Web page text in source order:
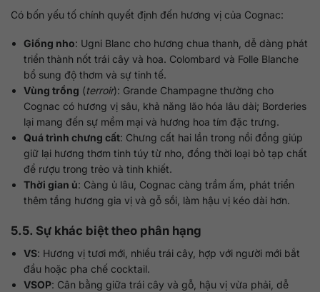
Có bốn yếu tố chính quyết định đến hương vị của Cognac:
Giống nho: Ugni Blanc cho hương chua thanh, dễ dàng phát
triển thành nốt trái cây và hoa. Colombard và Folle Blanche
bổ sung độ thơm và sự tinh tế.
Vùng trồng (terroir): Grande Champagne thường cho
Cognac có hương vị sâu, khả năng lão hóa lâu dài; Borderies
lại mang đến sự mềm mại và hương hoa tím đặc trưng.
Quá trình chưng cất: Chưng cất hai lần trong nồi đồng giúp
giữ lại hương thơm tinh túy từ nho, đồng thời loại bỏ tạp chất
để rượu trong trẻo và tinh khiết.
Thời gian ủ: Càng ủ lâu, Cognac càng trầm ấm, phát triển
thêm tầng hương gia vị và gỗ sồi, làm hậu vị kéo dài hơn.
5.5. Sự khác biệt theo phân hạng
VS: Hương vị tươi mới, nhiều trái cây, hợp với người mới bắt
đầu hoặc pha chế cocktail.
VSOP: Cân bằng giữa trái cây và gỗ, hậu vị vừa phải, dễ